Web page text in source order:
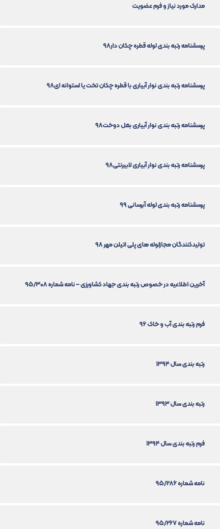
مدارک مورد نیاز و فرم عضویت
پرسشنامه رتبه بندی لوله قطره چکان دار98
پرسشنامه رتبه بندی نوار آبیاری با قطره چکان تخت یا استوانه ای98
پرسشنامه رتبه بندی نوار آبیاری بغل دوخت98
پرسشنامه رتبه بندی نوار آبیاری لابیرنتی98
پرسشنامه رتبه بندی لوله آبرسانی 99
تولیدکنندگان مجازلوله های پلی اتیلن مهر 98
آخرین اطلاعیه در خصوص رتبه بندی جهاد کشاورزی – نامه شماره 95/308
فرم رتبه بندی آب و خاک 96
رتبه بندی سال 1394
رتبه بندی سال 1393
فرم رتبه بندی سال 1394
نامه شماره 95/286
نامه شماره 95/267